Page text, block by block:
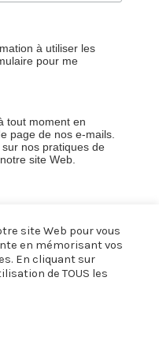
à utiliser les
pour me
tout moment en
page de nos e-mails.
nos pratiques de
site Web.
site Web pour vous
en mémorisant vos
En cliquant sur
de TOUS les